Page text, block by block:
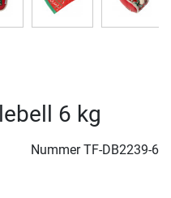
6 kg
NummerTF-DB2239-6